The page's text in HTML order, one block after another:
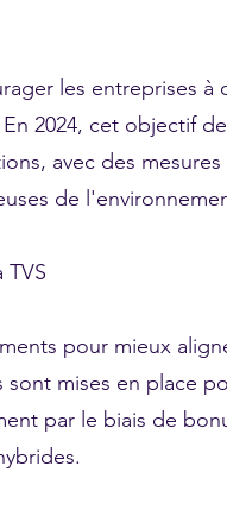
les entreprises
2024, cet objectif
avec des mesures
de
pour mieux
mises en place
par le biais de